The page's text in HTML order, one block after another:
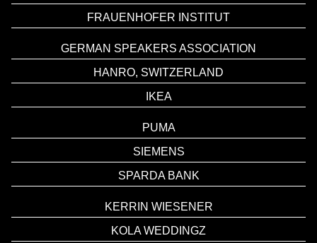
FRAUENHOFER INSTITUT
GERMAN SPEAKERS ASSOCIATION
HANRO, SWITZERLAND
IKEA
PUMA
SIEMENS
SPARDA BANK
KERRIN WIESENER
KOLA WEDDINGZ